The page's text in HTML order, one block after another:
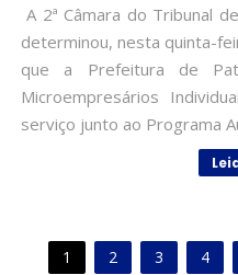
A 2ª Câmara do Tribunal
determinou, nesta quinta-
que a Prefeitura de
Microempresários
serviço junto ao Programa
1 2 3 4